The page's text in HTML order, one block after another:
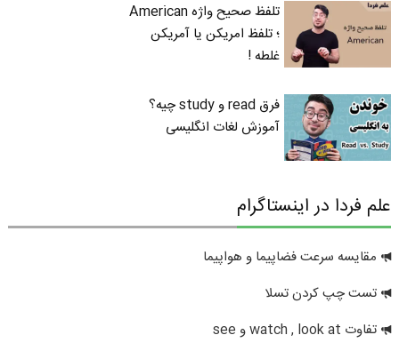
تلفظ صحیح واژه American
؛ تلفظ امریکن یا آمریکن
غلطه !
فرق read و study چیه؟
آموزش لغات انگلیسی
علم فردا در اینستاگرام
مقایسه سرعت فضاپیما و هواپیما
تست چپ کردن تسلا
تفاوت watch , look at و see